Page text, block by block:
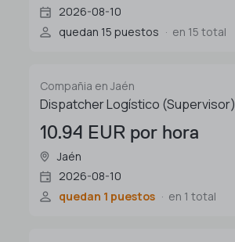
2026-08-10
quedan 15 puestos
en 15 total
Compañia en Jaén
Dispatcher Logístico (Supervisor)
10.94 EUR por hora
Jaén
2026-08-10
quedan 1 puestos
en 1 total